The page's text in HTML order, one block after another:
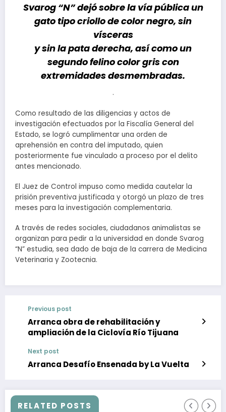
Svarog “N” dejó sobre la vía pública un
gato tipo criollo de color negro, sin
vísceras
y sin la pata derecha, así como un
segundo felino color gris con
extremidades desmembradas.
.
Como resultado de las diligencias y actos de
investigación efectuados por la Fiscalía General del
Estado, se logró cumplimentar una orden de
aprehensión en contra del imputado, quien
posteriormente fue vinculado a proceso por el delito
antes mencionado.
El Juez de Control impuso como medida cautelar la
prisión preventiva justificada y otorgó un plazo de tres
meses para la investigación complementaria.
A través de redes sociales, ciudadanos animalistas se
organizan para pedir a la universidad en donde Svarog
“N” estudia, sea dado de baja de la carrera de Medicina
Veterinaria y Zootecnia.
Previous post
Arranca obra de rehabilitación y
ampliación de la Ciclovía Río Tijuana
Next post
Arranca Desafío Ensenada by La Vuelta
RELATED POSTS